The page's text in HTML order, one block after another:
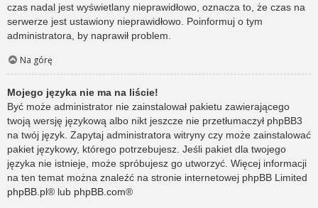
czas nadal jest wyświetlany nieprawidłowo, oznacza to, że czas na
serwerze jest ustawiony nieprawidłowo. Poinformuj o tym
administratora, by naprawił problem.
Na górę
Mojego języka nie ma na liście!
Być może administrator nie zainstalował pakietu zawierającego
twoją wersję językową albo nikt jeszcze nie przetłumaczył phpBB3
na twój język. Zapytaj administratora witryny czy może zainstalować
pakiet językowy, którego potrzebujesz. Jeśli pakiet dla twojego
języka nie istnieje, może spróbujesz go utworzyć. Więcej informacji
na ten temat można znaleźć na stronie internetowej phpBB Limited
phpBB.pl® lub phpBB.com®